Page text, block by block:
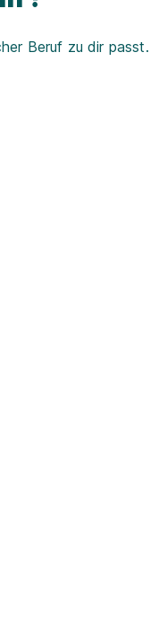
Beruf zu dir passt.